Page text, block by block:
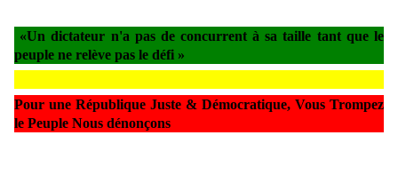
«Un dictateur n'a pas de concurrent à sa taille tant que le
peuple ne relève pas le défi »
Pour une République Juste & Démocratique, Vous Trompez
le Peuple Nous dénonçons